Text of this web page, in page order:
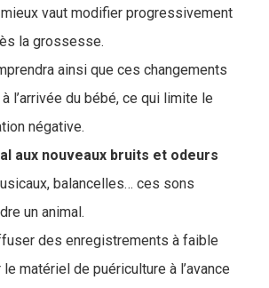
vaut modifier progressivement
la grossesse.
ainsi que ces changements
l’arrivée du bébé, ce qui limite le
négative.
aux nouveaux bruits et odeurs
balancelles… ces sons
un animal.
des enregistrements à faible
matériel de puériculture à l’avance